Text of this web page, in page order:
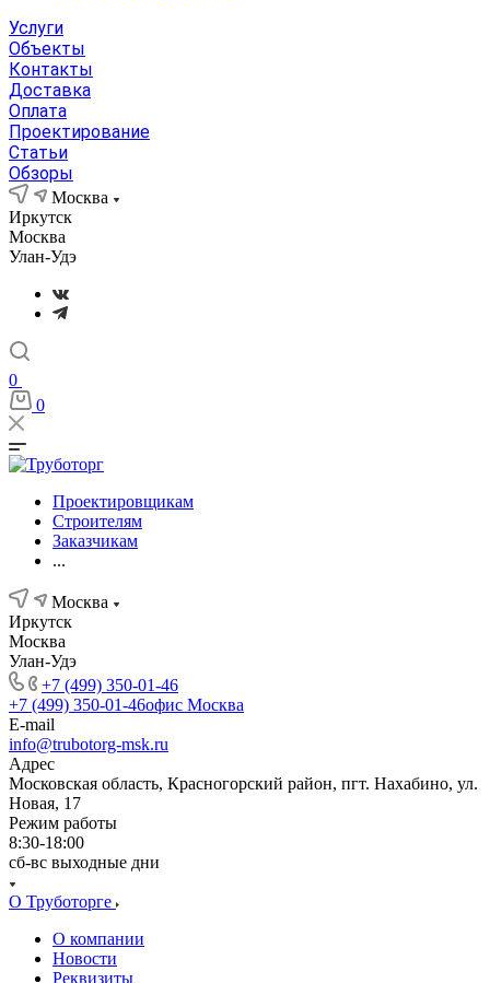
Услуги
Объекты
Контакты
Доставка
Оплата
Проектирование
Статьи
Обзоры
Москва
Иркутск
Москва
Улан-Удэ
0
0
Проектировщикам
Строителям
Заказчикам
...
Москва
Иркутск
Москва
Улан-Удэ
+7 (499) 350-01-46
+7 (499) 350-01-46офис Москва
E-mail
info@trubotorg-msk.ru
Адрес
Московская область, Красногорский район, пгт. Нахабино, ул.
Новая, 17
Режим работы
8:30-18:00
сб-вс выходные дни
О Труботорге
О компании
Новости
Реквизиты